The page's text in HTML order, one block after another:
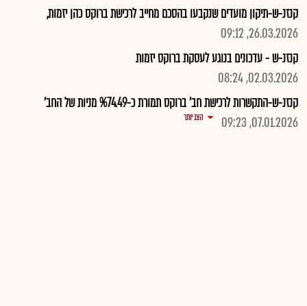
קנזנ-ש-תיקון מועדים שנקבעו בהסכם מחייב לרכישת ברוקס כהן יזמות,
26.03.2026, 09:12
קנזנ-ש - עדכונים בנוגע לעסקת ברוקס יזמות
02.03.2026, 08:24
קנזנ-ש-התקשרות לרכישת חב' ברוקס תמורת כ-%74.49 מניות של החב'
07.01.2026, 09:23
הצג יותר